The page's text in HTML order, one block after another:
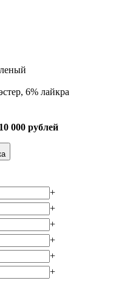
6% лайкра
10 000 рублей
+
+
+
+
+
+